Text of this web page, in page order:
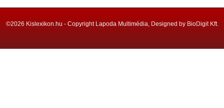
©2026 Kislexikon.hu - Copyright Lapoda Multimédia, Designed by BioDigit Kft.